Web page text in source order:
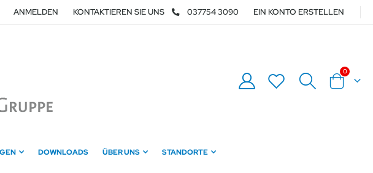
ANMELDEN KONTAKTIEREN SIE UNS 037754 3090 EIN KONTO ERSTELLEN
Warenkorb
0Artikel
DOWNLOADS ÜBER UNS STANDORTE